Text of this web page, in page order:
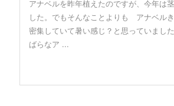
アナベルを昨年植えたのですが、今年は
した。でもそんなことよりも アナベル
密集していて暑い感じ？と思っていまし
ばらなア ...